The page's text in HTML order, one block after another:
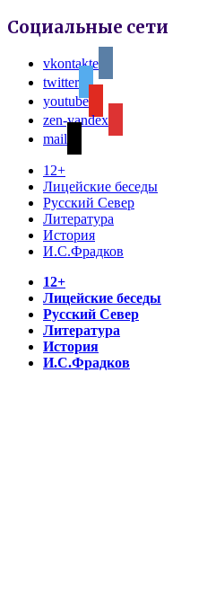
Социальные сети
vkontakte
twitter
youtube
zen-yandex
mail
12+
Лицейские беседы
Русский Север
Литература
История
И.С.Фрадков
12+
Лицейские беседы
Русский Север
Литература
История
И.С.Фрадков